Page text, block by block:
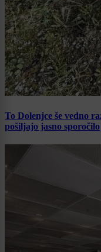
To Dolenjce še vedno
pošiljajo jasno sporočilo